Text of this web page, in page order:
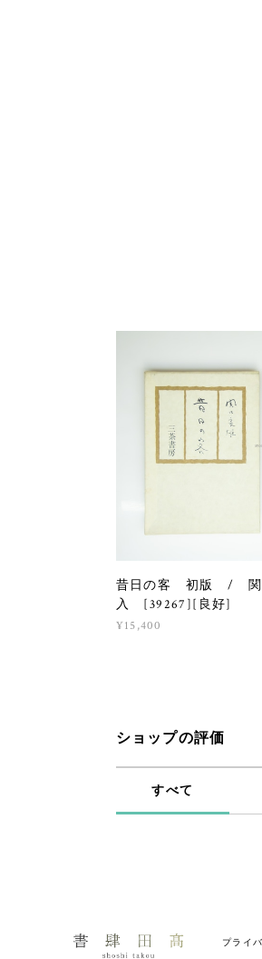
昔日の客 初版 / 関
入 [39267][良好]
¥15,400
ショップの評価
すべて
プライ